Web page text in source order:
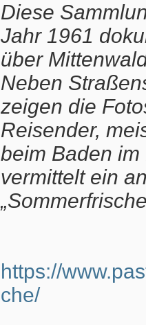
Diese
Jahr 1961
über
Neben
zeigen die
Reisender,
beim Baden
vermittelt ein
https://
che/